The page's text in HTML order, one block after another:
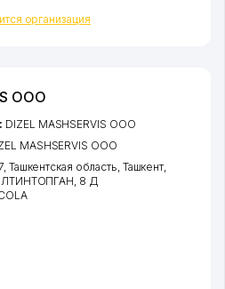
организация
ООО
DIZEL MASHSERVIS ООО
MASHSERVIS ООО
Ташкентская область, Ташкент,
, 8 Д